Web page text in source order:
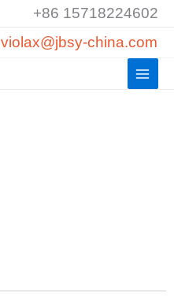
+86 15718224602
violax@jbsy-china.com